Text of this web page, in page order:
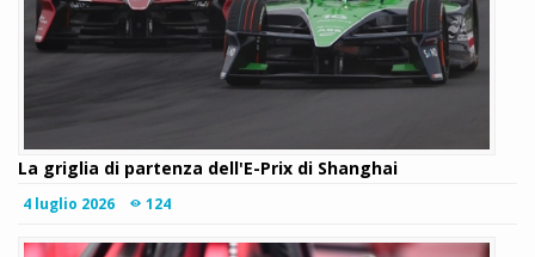
La griglia di partenza dell'E-Prix di Shanghai
4 luglio 2026 124